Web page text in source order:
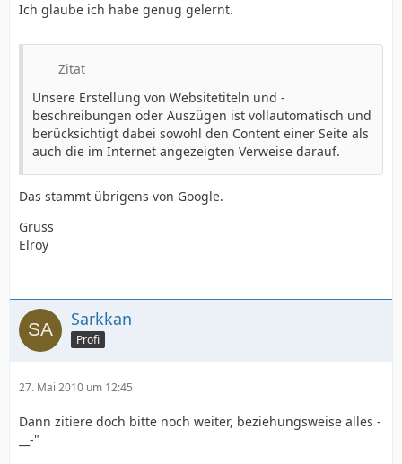
Ich glaube ich habe genug gelernt.
Zitat
Unsere Erstellung von Websitetiteln und -
beschreibungen oder Auszügen ist vollautomatisch und
berücksichtigt dabei sowohl den Content einer Seite als
auch die im Internet angezeigten Verweise darauf.
Das stammt übrigens von Google.
Gruss
Elroy
Sarkkan
Profi
27. Mai 2010 um 12:45
Dann zitiere doch bitte noch weiter, beziehungsweise alles -
__-"